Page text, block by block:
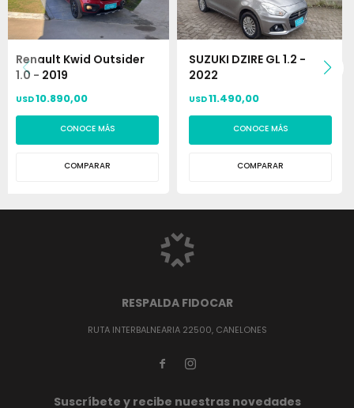
Renault Kwid Outsider
1.0 - 2019
USD10.890,00
CONOCE MÁS
COMPARAR
SUZUKI DZIRE GL 1.2 -
2022
USD11.490,00
CONOCE MÁS
COMPARAR
RESPALDA FIDOCAR
RUTA INTERBALNEARIA 22500, CANELONES
 
Suscríbete y recibe nuestras novedades